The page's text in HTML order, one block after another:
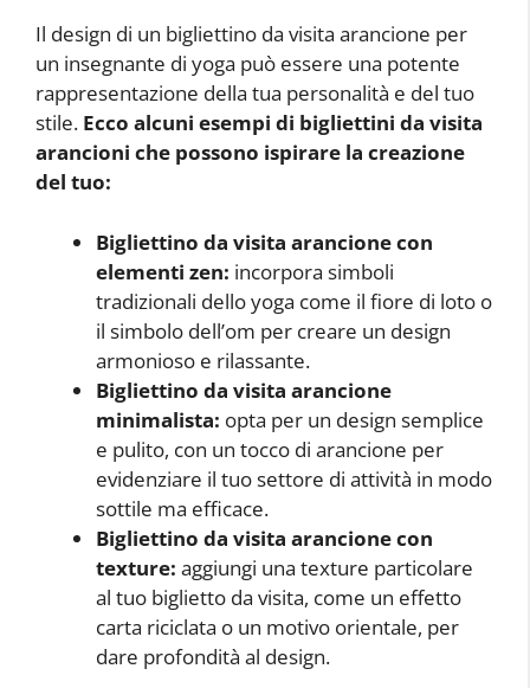
Il design di un bigliettino da visita arancione per
un insegnante di yoga può essere una potente
rappresentazione della tua personalità e del tuo
stile. Ecco alcuni esempi di bigliettini da visita
arancioni che possono ispirare la creazione
del tuo:
Bigliettino da visita arancione con
elementi zen: incorpora simboli
tradizionali dello yoga come il fiore di loto o
il simbolo dell’om per creare un design
armonioso e rilassante.
Bigliettino da visita arancione
minimalista: opta per un design semplice
e pulito, con un tocco di arancione per
evidenziare il tuo settore di attività in modo
sottile ma efficace.
Bigliettino da visita arancione con
texture: aggiungi una texture particolare
al tuo biglietto da visita, come un effetto
carta riciclata o un motivo orientale, per
dare profondità al design.